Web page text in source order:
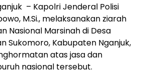
– Kapolri Jenderal Polisi
M.Si., melaksanakan ziarah
Nasional Marsinah di Desa
Sukomoro, Kabupaten Nganjuk,
atas jasa dan
nasional tersebut.